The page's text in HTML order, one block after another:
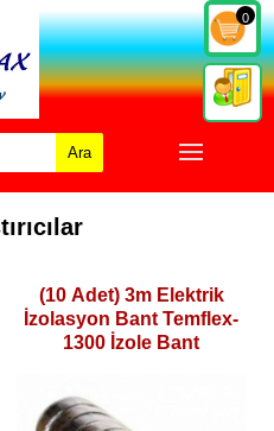
0
Ara
(10 Adet) 3m Elektrik
İzolasyon Bant Temflex-
1300 İzole Bant